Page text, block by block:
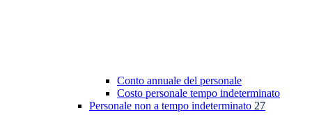
Conto annuale del personale
Costo personale tempo indeterminato
Personale non a tempo indeterminato 27